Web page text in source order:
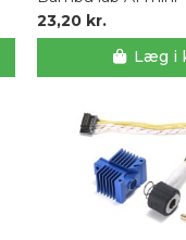
23,20 kr.
Læg i